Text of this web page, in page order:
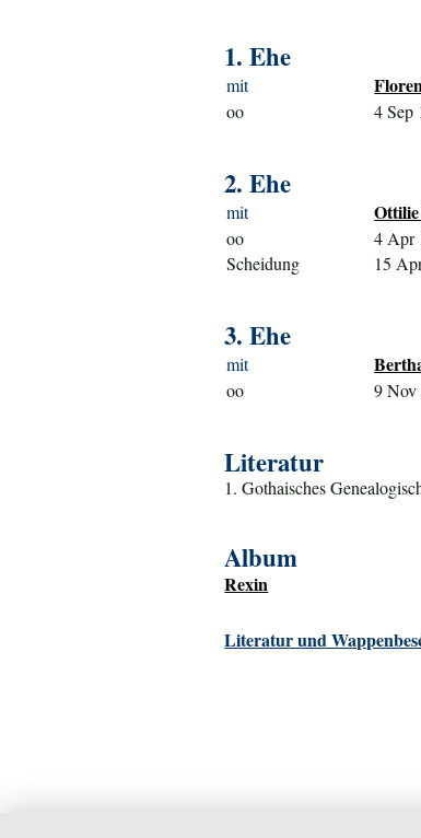
1. Ehe
mit
oo 4 Sep
2. Ehe
mit
oo
4 Apr
Scheidung
15
3. Ehe
mit
oo 9
Literatur
1. Gothaisches
Album
Rexin
Literatur und